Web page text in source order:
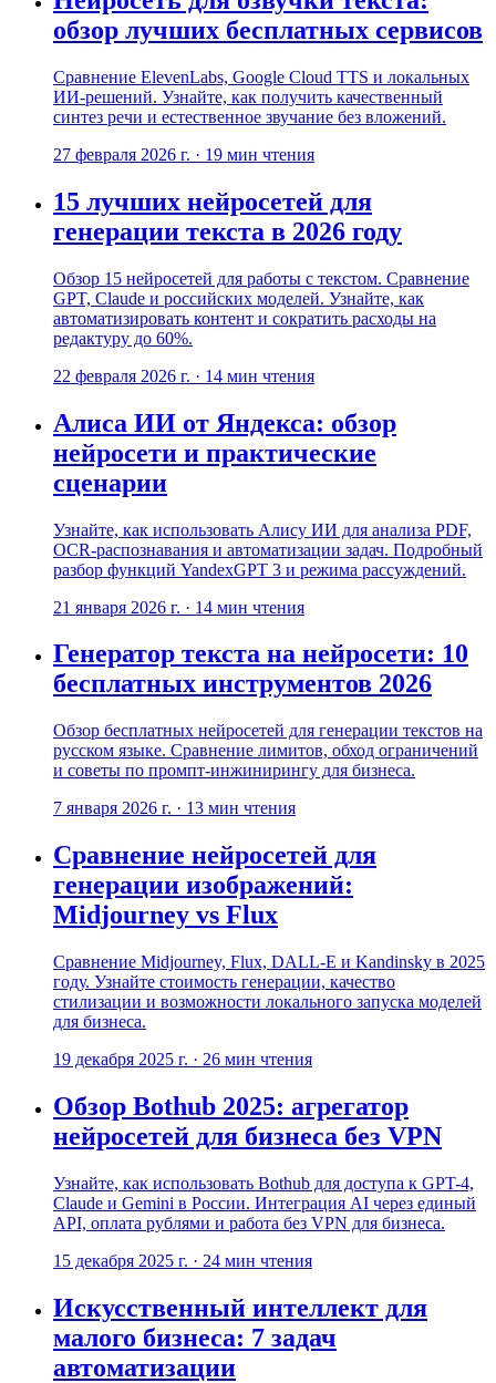
обзор лучших бесплатных сервисов
Сравнение ElevenLabs, Google Cloud TTS и локальных
ИИ-решений. Узнайте, как получить качественный
синтез речи и естественное звучание без вложений.
27 февраля 2026 г. · 19 мин чтения
15 лучших нейросетей для
генерации текста в 2026 году
Обзор 15 нейросетей для работы с текстом. Сравнение
GPT, Claude и российских моделей. Узнайте, как
автоматизировать контент и сократить расходы на
редактуру до 60%.
22 февраля 2026 г. · 14 мин чтения
Алиса ИИ от Яндекса: обзор
нейросети и практические
сценарии
Узнайте, как использовать Алису ИИ для анализа PDF,
OCR-распознавания и автоматизации задач. Подробный
разбор функций YandexGPT 3 и режима рассуждений.
21 января 2026 г. · 14 мин чтения
Генератор текста на нейросети: 10
бесплатных инструментов 2026
Обзор бесплатных нейросетей для генерации текстов на
русском языке. Сравнение лимитов, обход ограничений
и советы по промпт-инжинирингу для бизнеса.
7 января 2026 г. · 13 мин чтения
Сравнение нейросетей для
генерации изображений:
Midjourney vs Flux
Сравнение Midjourney, Flux, DALL-E и Kandinsky в 2025
году. Узнайте стоимость генерации, качество
стилизации и возможности локального запуска моделей
для бизнеса.
19 декабря 2025 г. · 26 мин чтения
Обзор Bothub 2025: агрегатор
нейросетей для бизнеса без VPN
Узнайте, как использовать Bothub для доступа к GPT-4,
Claude и Gemini в России. Интеграция AI через единый
API, оплата рублями и работа без VPN для бизнеса.
15 декабря 2025 г. · 24 мин чтения
Искусственный интеллект для
малого бизнеса: 7 задач
автоматизации